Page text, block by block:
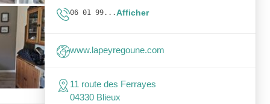
06 01 99...Afficher
www.lapeyregoune.com
11 route des Ferrayes
04330 Blieux